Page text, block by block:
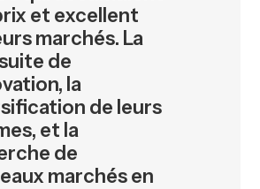
et excellent
marchés. La
de
la
de leurs
et la
de
marchés en